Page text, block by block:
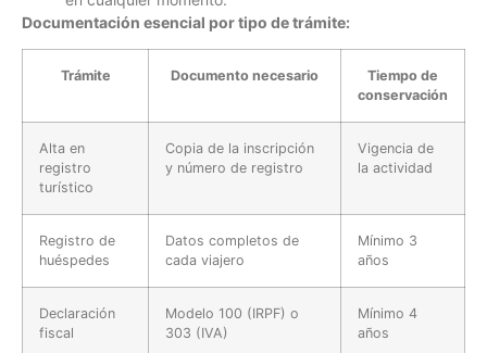
Documentación esencial por tipo de trámite:
Trámite Documento necesario
Tiempo de
conservación
Alta en
registro
turístico
Copia de la inscripción
y número de registro
Vigencia de
la actividad
Registro de
huéspedes
Datos completos de
cada viajero
Mínimo 3
años
Declaración
fiscal
Modelo 100 (IRPF) o
303 (IVA)
Mínimo 4
años